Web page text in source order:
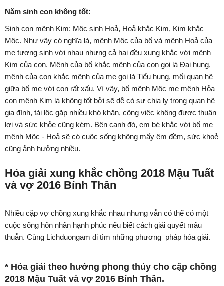
Năm sinh con không tốt:
Sinh con mệnh Kim: Mộc sinh Hoả, Hoả khắc Kim, Kim khắc
Mộc. Như vậy có nghĩa là, mệnh Mộc của bố và mệnh Hoả của
mẹ tương sinh với nhau nhưng cả hai đều xung khắc với mệnh
Kim của con. Mệnh của bố khắc mệnh của con gọi là Đại hung,
mệnh của con khắc mệnh của mẹ gọi là Tiểu hung, mối quan hệ
giữa bố mẹ với con rất xấu. Vì vậy, bố mệnh Mộc mẹ mệnh Hỏa
con mệnh Kim là không tốt bởi sẽ dễ có sự chia ly trong quan hệ
gia đình, tài lộc gặp nhiều khó khăn, công việc không được thuận
lợi và sức khỏe cũng kém. Bên cạnh đó, em bé khắc với bố mẹ
mệnh Mộc - Hoả sẽ có cuộc sống không mấy êm đềm, sức khoẻ
cũng ảnh hưởng nhiều.
Hóa giải xung khắc chồng 2018 Mậu Tuất
và vợ 2016 Bính Thân
Nhiều cặp vợ chồng xung khắc nhau nhưng vẫn có thể có một
cuộc sống hôn nhân hạnh phúc nếu biết cách giải quyết mâu
thuẫn. Cùng Lichduongam đi tìm những phương pháp hóa giải.
* Hóa giải theo hướng phong thủy cho cặp chồng
2018 Mậu Tuất và vợ 2016 Bính Thân.